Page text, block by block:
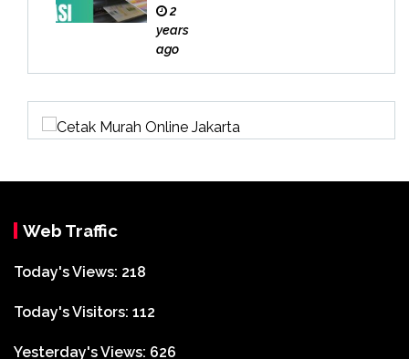
Buk
u
Bek
2
years
ago
Web Traffic
Today's Views: 218
Today's Visitors: 112
Yesterday's Views: 626